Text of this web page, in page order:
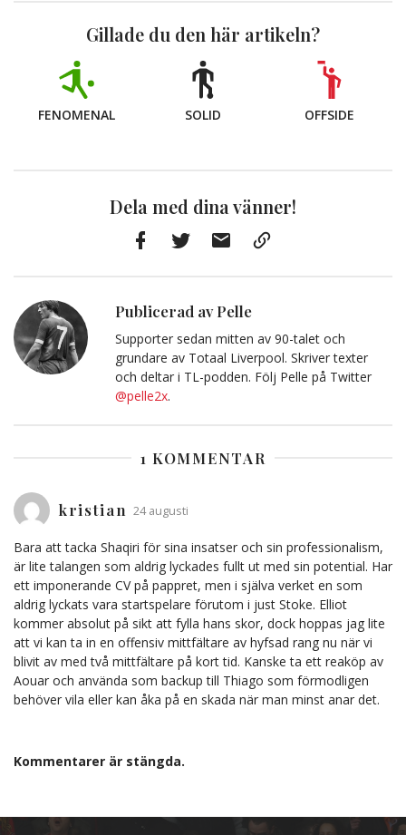
Gillade du den här artikeln?
FENOMENAL SOLID OFFSIDE
Dela med dina vänner!
Publicerad av Pelle
Supporter sedan mitten av 90-talet och
grundare av Totaal Liverpool. Skriver texter
och deltar i TL-podden. Följ Pelle på Twitter
@pelle2x.
1 KOMMENTAR
kristian 24 augusti
Bara att tacka Shaqiri för sina insatser och sin professionalism,
är lite talangen som aldrig lyckades fullt ut med sin potential. Har
ett imponerande CV på pappret, men i själva verket en som
aldrig lyckats vara startspelare förutom i just Stoke. Elliot
kommer absolut på sikt att fylla hans skor, dock hoppas jag lite
att vi kan ta in en offensiv mittfältare av hyfsad rang nu när vi
blivit av med två mittfältare på kort tid. Kanske ta ett reaköp av
Aouar och använda som backup till Thiago som förmodligen
behöver vila eller kan åka på en skada när man minst anar det.
Kommentarer är stängda.